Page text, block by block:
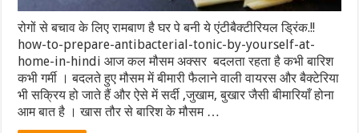
रोगों से बचाव के लिए रामबाण है घर पे बनी ये एंटीबैक्टीरियल ड्रिंक.!!
how-to-prepare-antibacterial-tonic-by-yourself-at-
home-in-hindi आज कल मौसम अक्सर बदलता रहता है कभी बारिश
कभी गर्मी । बदलते हुए मौसम में बीमारी फैलाने वाली वायरस और बैक्टेरिया
भी सक्रिय हो जाते हैं और ऐसे में सर्दी ,जुखाम, बुखार जैसी बीमारियाँ होना
आम बात है । खास तौर से बारिश के मौसम …